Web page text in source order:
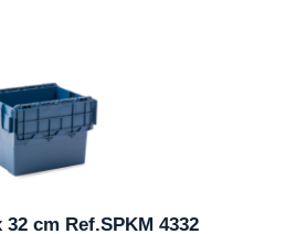
cm Ref.SPKM 4332